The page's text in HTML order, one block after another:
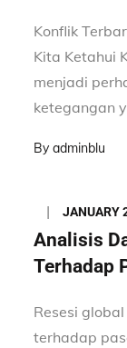
Konflik
Kita Ketahui
menjadi
ketegangan
Byadminblu
Posted
on
JANUARY
Analisis
Terhadap
Resesi
terhadap